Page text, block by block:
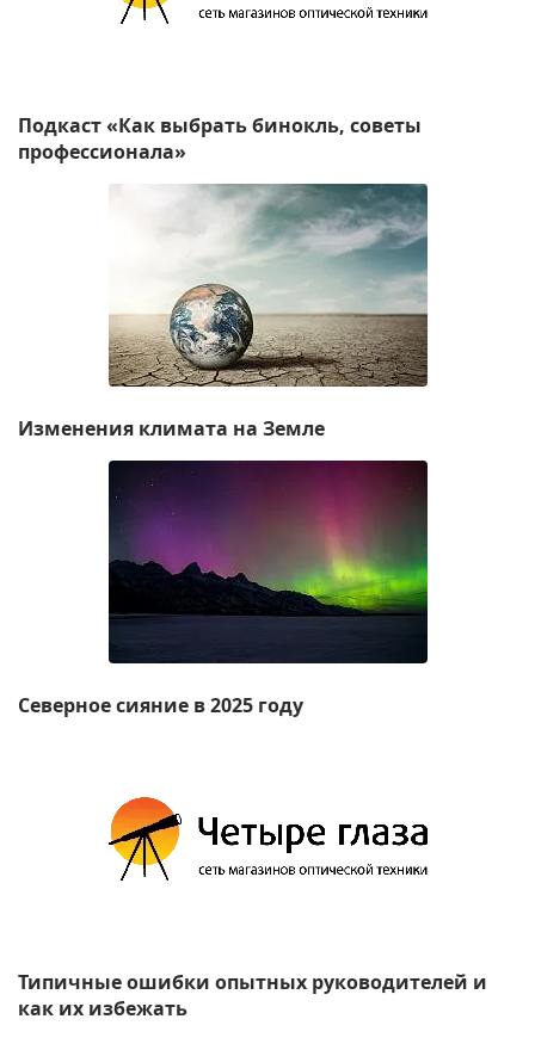
Подкаст «Как выбрать бинокль, советы
профессионала»
Изменения климата на Земле
Северное сияние в 2025 году
Типичные ошибки опытных руководителей и
как их избежать